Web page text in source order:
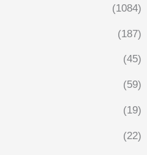
(1084)
(187)
(45)
(59)
(19)
(22)